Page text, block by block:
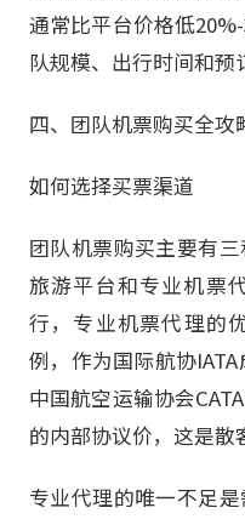
通常比平台价格低
队规模、出行时间和预
四、团队机票购买全攻
如何选择买票渠道
团队机票购买主要有
旅游平台和专业机票
行，专业机票代理的
例，作为国际航协
中国航空运输协会
的内部协议价，这是散
专业代理的唯一不足